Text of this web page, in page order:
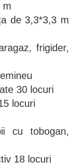
m
de 3,3*3,3 m
frigider,
30 locuri
locuri
cu tobogan,
18 locuri